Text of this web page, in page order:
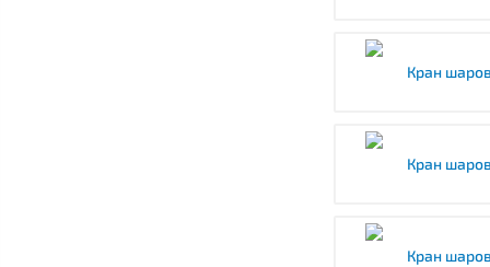
Кран
Кран
Кран